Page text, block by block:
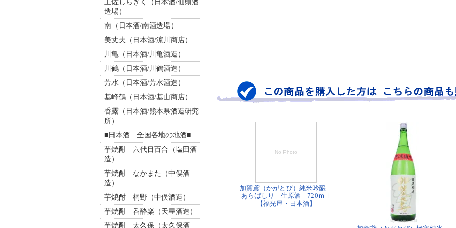
土佐しらぎく（日本酒/仙頭酒
造場）
南（日本酒/南酒造場）
美丈夫（日本酒/濵川商店）
川亀（日本酒/川亀酒造）
川鶴（日本酒/川鶴酒造）
芳水（日本酒/芳水酒造）
基峰鶴（日本酒/基山商店）
香露（日本酒/熊本県酒造研究
所）
■日本酒 全国各地の地酒■
芋焼酎 六代目百合（塩田酒
造）
芋焼酎 なかまた（中俣酒
造）
芋焼酎 桐野（中俣酒造）
芋焼酎 呑酔楽（天星酒造）
芋焼酎 太久保（太久保酒
No Photo
加賀鳶（かがとび）純米吟醸
あらばしり 生原酒 720ｍｌ
【福光屋・日本酒】